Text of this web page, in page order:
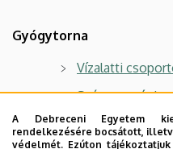
A Debreceni Egyetem
rendelkezésére bocsátott,
védelmét. Ezúton
Gyógytorna
Vízalatti
Száraz egyéni
Száraz